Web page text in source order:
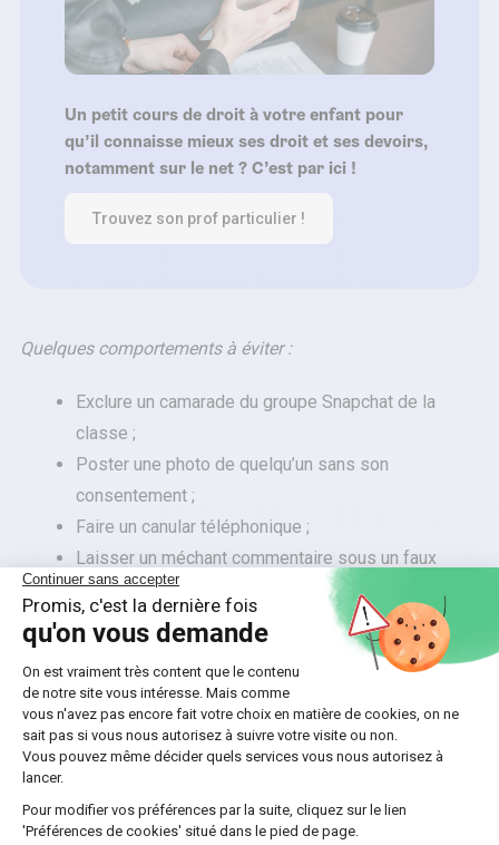
Un petit cours de droit à votre enfant pour
qu’il connaisse mieux ses droit et ses devoirs,
notamment sur le net ? C’est par ici !
Trouvez son prof particulier !
Quelques comportements à éviter :
Exclure un camarade du groupe Snapchat de la
classe ;
Poster une photo de quelqu’un sans son
consentement ;
Faire un canular téléphonique ;
Laisser un méchant commentaire sous un faux
compte.
Quelquesconseils clés à transmettre à votre gamin :
🔑Mettre ses comptes sur lesréseaux sociaux
Ainsi, les contenus postés par votre enfant ne seront pas
vus par n’importe qui. Il faut donc qu’il prenne soin de bien
choisir les amis qui auront accès à ses réseaux sociaux ;